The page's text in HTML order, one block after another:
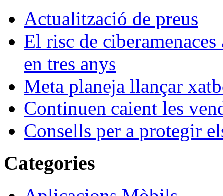
Actualització de preus
El risc de
en tres anys
Meta planeja llançar
Continuen caient les
Consells per a protegir
Categories